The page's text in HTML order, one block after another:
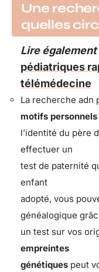
Une
quelles
Lire également
pédiatriques
télémédecine
La recherche adn
motifs personnels
l’identité du père
effectuer un
test de paternité
enfant
adopté, vous
généalogique
un test sur vos
empreintes
génétiques peut